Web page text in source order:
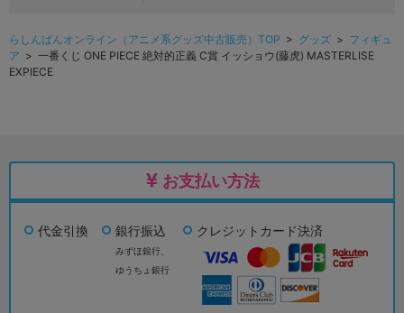
らしんばんオンライン（アニメ系グッズ中古販売）TOP > グッズ > フィギュ
ア > 一番くじ ONE PIECE 絶対的正義 C賞 イッショウ(藤虎) MASTERLISE
EXPIECE
お支払い方法
代金引換 銀行振込
みずほ銀行、
ゆうちょ銀行
クレジットカード決済